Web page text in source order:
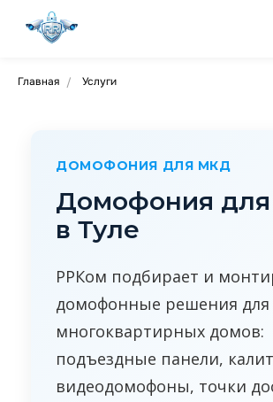
Главная / Услуги
ДОМОФОНИЯ ДЛЯ МКД
Домофония
в Туле
РРКом подбирает и
домофонные решения для
многоквартирных домов:
подъездные панели,
видеодомофоны, точки